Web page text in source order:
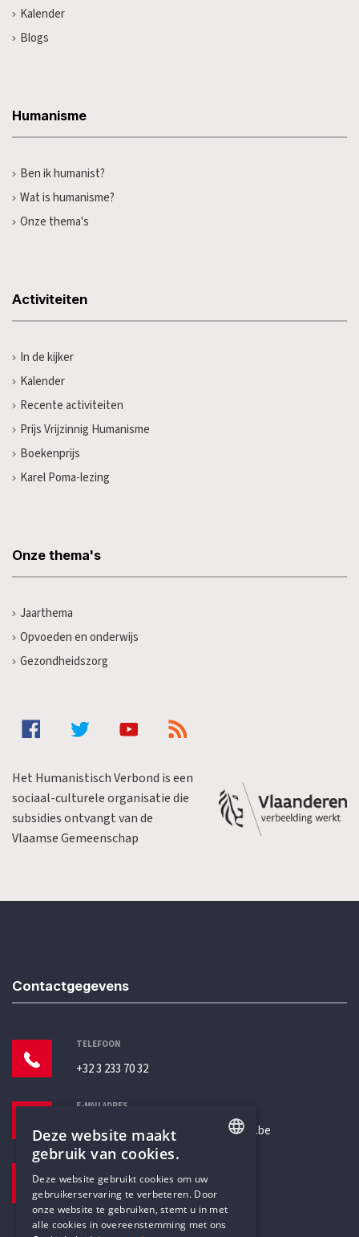
Kalender
Blogs
Humanisme
Ben ik humanist?
Wat is humanisme?
Onze thema's
Activiteiten
In de kijker
Kalender
Recente activiteiten
Prijs Vrijzinnig Humanisme
Boekenprijs
Karel Poma-lezing
Onze thema's
Jaarthema
Opvoeden en onderwijs
Gezondheidszorg
Het Humanistisch Verbond is een
sociaal-culturele organisatie die
subsidies ontvangt van de
Vlaamse Gemeenschap
Contactgegevens
TELEFOON
+32 3 233 70 32
E-MAILADRES
secretariaat@humanistischverbond.be
Pottenbrug 4
Antwerpen, 2000
DUTCH
Deze website maakt
gebruik van cookies.
Deze website gebruikt cookies om uw
gebruikerservaring te verbeteren. Door
onze website te gebruiken, stemt u in met
alle cookies in overeenstemming met ons